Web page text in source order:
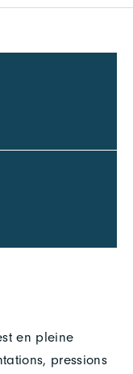
en pleine
pressions